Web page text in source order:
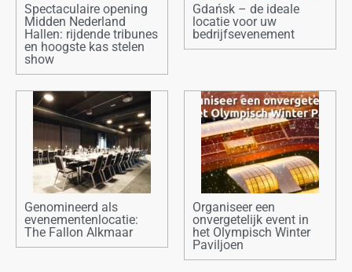
Spectaculaire opening
Midden Nederland
Hallen: rijdende tribunes
en hoogste kas stelen
show
Gdańsk – de ideale
locatie voor uw
bedrijfsevenement
Genomineerd als
evenementenlocatie:
The Fallon Alkmaar
Organiseer een
onvergetelijk event in
het Olympisch Winter
Paviljoen